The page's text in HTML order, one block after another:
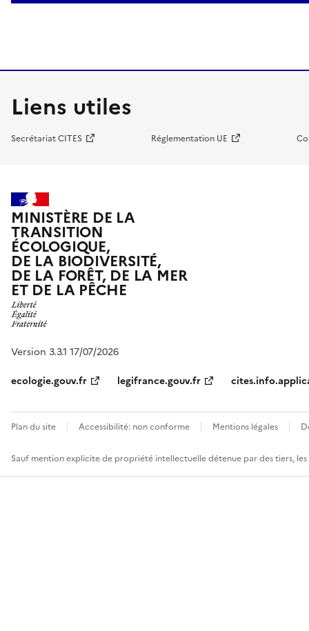
Liens utiles
Secrétariat CITES Réglementation UE
MINISTÈRE DE LA
TRANSITION
ÉCOLOGIQUE,
DE LA BIODIVERSITÉ,
DE LA FORÊT, DE LA MER
ET DE LA PÊCHE
Version 3.3.1 17/07/2026
ecologie.gouv.fr
legifrance.gouv.fr
Plan du site Accessibilité: non conforme Mentions légales
Sauf mention explicite de propriété intellectuelle détenue par des tiers,